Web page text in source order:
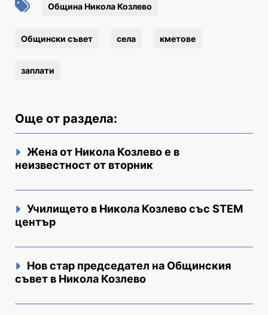
Община Никола Козлево
Общински съвет села кметове
заплати
Още от раздела:
Жена от Никола Козлево е в
неизвестност от вторник
Училището в Никола Козлево със STEM
център
Нов стар председател на Общинския
съвет в Никола Козлево